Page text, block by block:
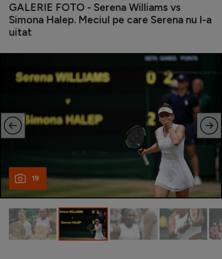
Alte sporturi
JO 2024
Intră în cont
GALERIE FOTO - Serena Williams vs
Simona Halep. Meciul pe care Serena nu l-a
uitat
19